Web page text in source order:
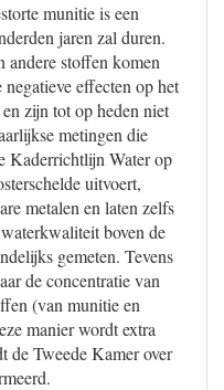
munitie is een
jaren zal duren.
andere stoffen komen
effecten op het
zijn tot op heden niet
metingen die
Kaderrichtlijn Water op
uitvoert,
metalen en laten zelfs
boven de
gemeten. Tevens
de concentratie van
(van munitie en
manier wordt extra
de Tweede Kamer over